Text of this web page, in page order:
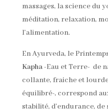
massages, la science du
méditation, relaxation,
l’alimentation.
En Ayurveda, le
Kapha-Eau et Terre- de
collante, fraiche et
équilibré-, correspond
stabilité, d’endurance,